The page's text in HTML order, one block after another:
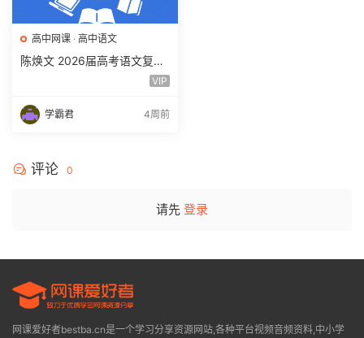
高中网课 · 高中语文
陈焕文 2026届高考语文复习
网课 高三语文 一二三轮视频
VIP
学霸君 4周前
评论 0
请先 登录
网课爱好者bestba.cn是一个学习分享资源网站,各种平台视频音频资料,中小学